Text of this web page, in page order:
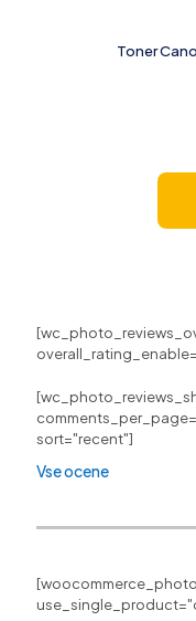
Toner
sort="recent"]
Vse ocene